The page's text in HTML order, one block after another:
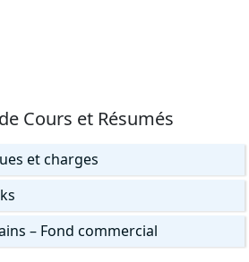
Cours et Résumés
et charges
– Fond commercial